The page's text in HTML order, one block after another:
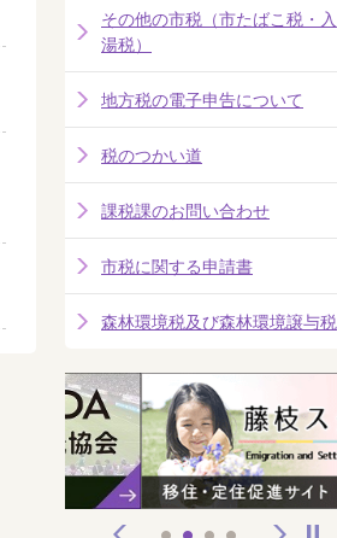
その他の市税（市たばこ税・入
湯税）
地方税の電子申告について
税のつかい道
課税課のお問い合わせ
市税に関する申請書
森林環境税及び森林環境譲与税